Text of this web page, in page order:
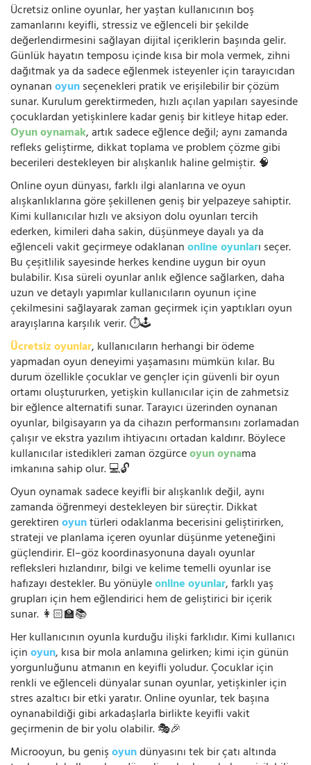
Ücretsiz online oyunlar, her yaştan kullanıcının boş
zamanlarını keyifli, stressiz ve eğlenceli bir şekilde
değerlendirmesini sağlayan dijital içeriklerin başında gelir.
Günlük hayatın temposu içinde kısa bir mola vermek, zihni
dağıtmak ya da sadece eğlenmek isteyenler için tarayıcıdan
oynananoyunseçenekleri pratik ve erişilebilir bir çözüm
sunar. Kurulum gerektirmeden, hızlı açılan yapıları sayesinde
çocuklardan yetişkinlere kadar geniş bir kitleye hitap eder.
Oyun oynamak, artık sadece eğlence değil; aynı zamanda
refleks geliştirme, dikkat toplama ve problem çözme gibi
becerileri destekleyen bir alışkanlık haline gelmiştir. 🧠
Online oyun dünyası, farklı ilgi alanlarına ve oyun
alışkanlıklarına göre şekillenen geniş bir yelpazeye sahiptir.
Kimi kullanıcılar hızlı ve aksiyon dolu oyunları tercih
ederken, kimileri daha sakin, düşünmeye dayalı ya da
eğlenceli vakit geçirmeye odaklananonline oyunları seçer.
Bu çeşitlilik sayesinde herkes kendine uygun bir oyun
bulabilir. Kısa süreli oyunlar anlık eğlence sağlarken, daha
uzun ve detaylı yapımlar kullanıcıların oyunun içine
çekilmesini sağlayarak zaman geçirmek için yaptıkları oyun
arayışlarına karşılık verir. ⏱️🕹️
Ücretsiz oyunlar, kullanıcıların herhangi bir ödeme
yapmadan oyun deneyimi yaşamasını mümkün kılar. Bu
durum özellikle çocuklar ve gençler için güvenli bir oyun
ortamı oluştururken, yetişkin kullanıcılar için de zahmetsiz
bir eğlence alternatifi sunar. Tarayıcı üzerinden oynanan
oyunlar, bilgisayarın ya da cihazın performansını zorlamadan
çalışır ve ekstra yazılım ihtiyacını ortadan kaldırır. Böylece
kullanıcılar istedikleri zaman özgürceoyun oynama
imkanına sahip olur. 💻🔓
Oyun oynamak sadece keyifli bir alışkanlık değil, aynı
zamanda öğrenmeyi destekleyen bir süreçtir. Dikkat
gerektirenoyuntürleri odaklanma becerisini geliştirirken,
strateji ve planlama içeren oyunlar düşünme yeteneğini
güçlendirir. El–göz koordinasyonuna dayalı oyunlar
refleksleri hızlandırır, bilgi ve kelime temelli oyunlar ise
hafızayı destekler. Bu yönüyleonline oyunlar, farklı yaş
grupları için hem eğlendirici hem de geliştirici bir içerik
sunar. 👩🏻‍🏫📚
Her kullanıcının oyunla kurduğu ilişki farklıdır. Kimi kullanıcı
içinoyun, kısa bir mola anlamına gelirken; kimi için günün
yorgunluğunu atmanın en keyifli yoludur. Çocuklar için
renkli ve eğlenceli dünyalar sunan oyunlar, yetişkinler için
stres azaltıcı bir etki yaratır. Online oyunlar, tek başına
oynanabildiği gibi arkadaşlarla birlikte keyifli vakit
geçirmenin de bir yolu olabilir. 🎭🎉
Microoyun, bu genişoyundünyasını tek bir çatı altında